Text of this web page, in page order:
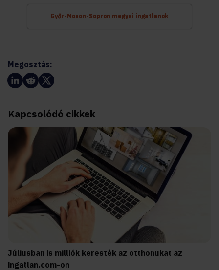
Győr-Moson-Sopron megyei ingatlanok
Megosztás:
Kapcsolódó cikkek
Júliusban is milliók keresték az otthonukat az
ingatlan.com-on